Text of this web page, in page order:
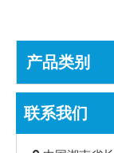
产品类别
联系我们